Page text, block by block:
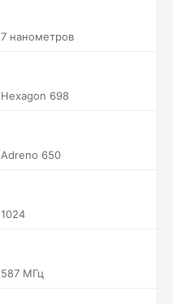
7 нанометров
Hexagon 698
Adreno 650
1024
587 МГц